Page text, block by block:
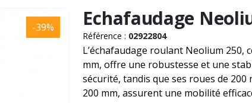
-39% Echafaudage
Référence : 02922804
L’échafaudage roulant Neolium 250,
mm, offre une robustesse et une
sécurité, tandis que ses roues de
200 mm, assurent une mobilité